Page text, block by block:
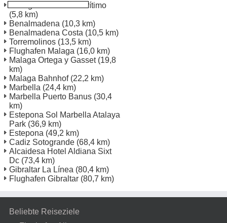
Fuengirola Paseo Marítimo
(5,8 km)
Benalmadena (10,3 km)
Benalmadena Costa (10,5 km)
Torremolinos (13,5 km)
Flughafen Malaga (16,0 km)
Malaga Ortega y Gasset(19,8
km)
Malaga Bahnhof(22,2 km)
Marbella (24,4 km)
Marbella Puerto Banus (30,4
km)
Estepona Sol Marbella Atalaya
Park (36,9 km)
Estepona (49,2 km)
Cadiz Sotogrande (68,4 km)
Alcaidesa Hotel Aldiana Sixt
Dc (73,4 km)
Gibraltar La Línea (80,4 km)
Flughafen Gibraltar (80,7 km)
Beliebte Reiseziele